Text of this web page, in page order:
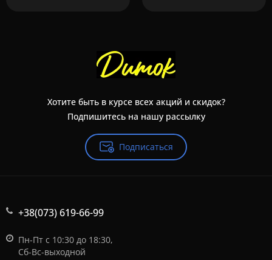
Хотите быть в курсе всех акций и скидок?
Подпишитесь на нашу рассылку
Подписаться
+38(073) 619-66-99
Пн-Пт с 10:30 до 18:30,
Сб-Вс-выходной